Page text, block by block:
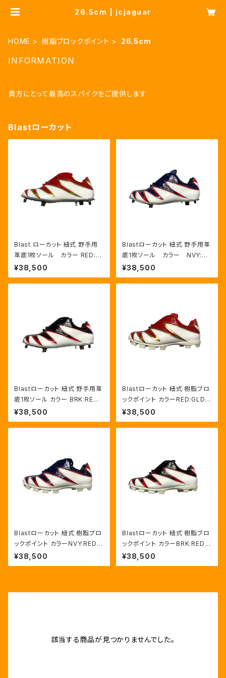
26.5cm | jcjaguar
HOME 樹脂ブロックポイント 26.5cm
INFORMATION
貴方にとって最高のスパイクをご提供します
Blastローカット
Blast ローカット 紐式 野手用
革底1枚ソール カラー RED:G
LD/WHT
¥38,500
Blastローカット 紐式 野手用革
底1枚ソール カラー NVY:RE
D/HWT
¥38,500
Blastローカット 紐式 野手用革
底1枚ソール カラー BRK:RED/
HWT
¥38,500
Blastローカット 紐式 樹脂ブロ
ックポイント カラーRED:GLD/
HWT
¥38,500
Blastローカット 紐式 樹脂ブロ
ックポイント カラーNVY:RED/
HWT
¥38,500
Blastローカット 紐式 樹脂ブロ
ックポイント カラーBRK:RED/
HWT
¥38,500
該当する商品が見つかりませんでした。